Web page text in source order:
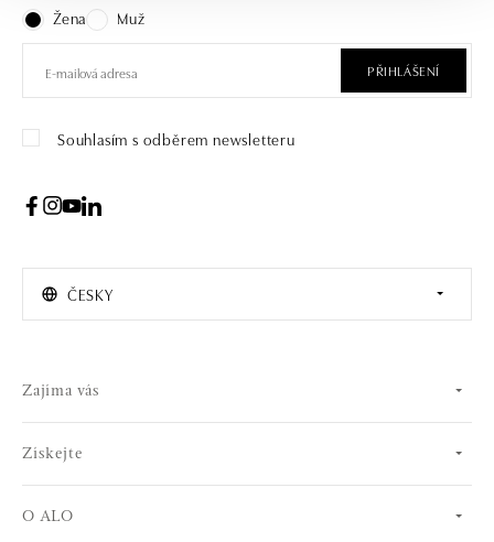
Žena
Muž
PŘIHLÁŠENÍ
Souhlasím s odběrem newsletteru
ČESKY
Zajíma vás
Získejte
O ALO